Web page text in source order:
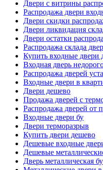
Двери с витрины
Распродажа двери
Двери скидки
Двери ликвидация
Двери остатки
Распродажа склада
Купить входные двери
Входная дверь
Распродажа дверей
Входные двери в
Двери дешево
Продажа дверей с
Распродажа дверей от
Входные двери бу
Двери терморазрыв
Купить двери дешево
Дешевые входные
Дешевые
Дверь металлическая бу